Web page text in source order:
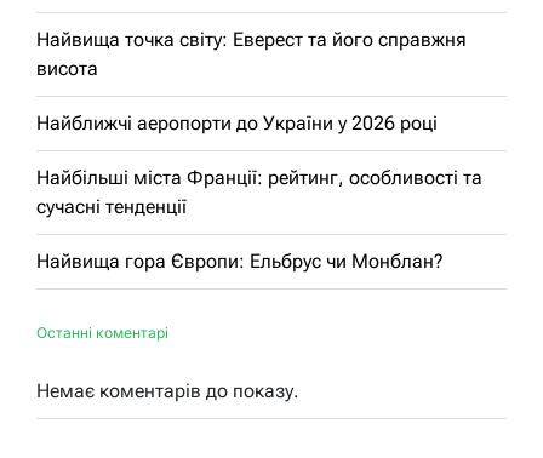
Найвища точка світу: Еверест та його справжня
висота
Найближчі аеропорти до України у 2026 році
Найбільші міста Франції: рейтинг, особливості та
сучасні тенденції
Найвища гора Європи: Ельбрус чи Монблан?
Останні коментарі
Немає коментарів до показу.